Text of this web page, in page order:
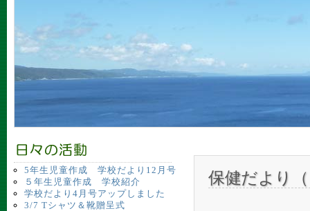
保健だより
5年生児童作成 学校だより12月号
５年生児童作成 学校紹介
学校だより4月号アップしました
3/7 Tシャツ＆靴贈呈式